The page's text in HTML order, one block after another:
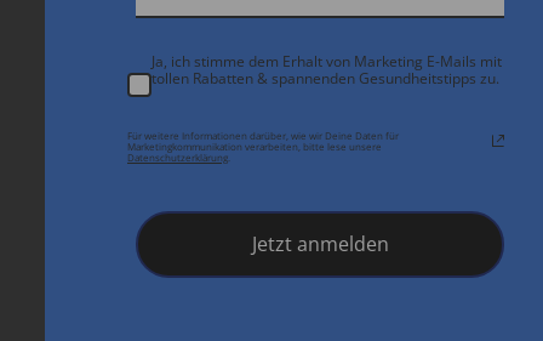
Ja, ich stimme dem Erhalt von Marketing E-Mails mit
tollen Rabatten & spannenden Gesundheitstipps zu.
Für weitere Informationen darüber, wie wir Deine Daten für
Marketingkommunikation verarbeiten, bitte lese unsere
Datenschutzerklärung
Jetzt anmelden